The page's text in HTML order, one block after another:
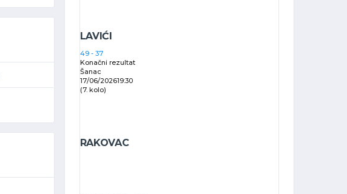
LAVIĆI
49 - 37
Konačni rezultat
Šanac
17/06/202619:30
(7. kolo)
RAKOVAC